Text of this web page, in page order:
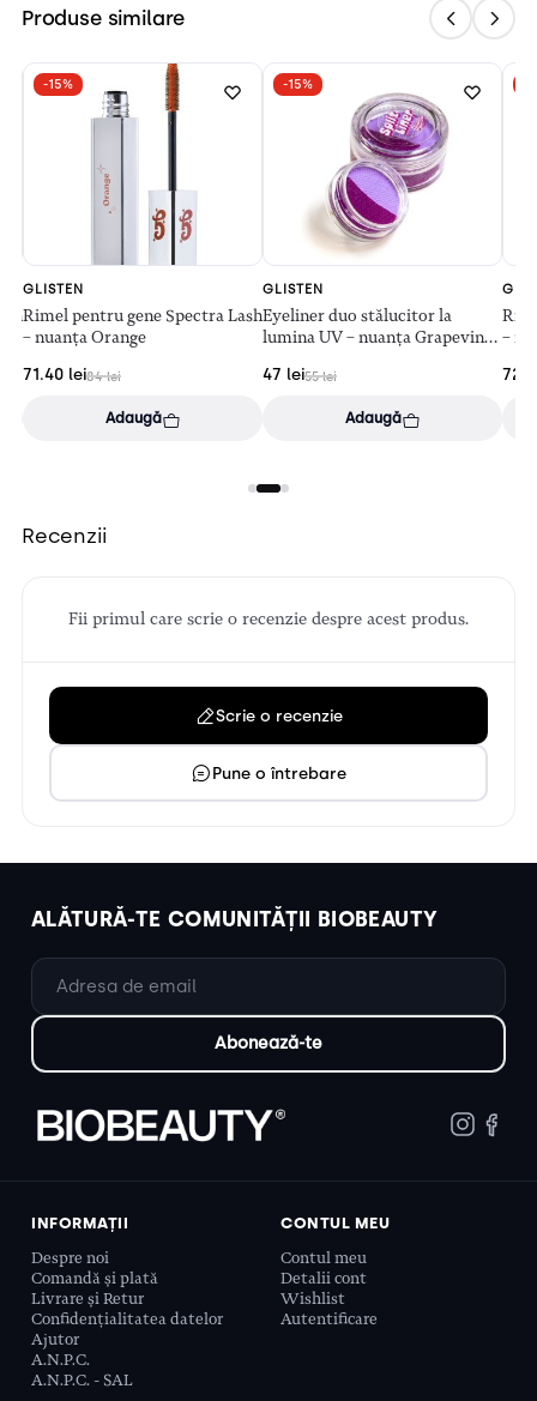
Produse similare
-15%
GLISTEN
Rimel pentru gene Spectra Lash
– nuanța Orange
84lei
71.40 lei
Adaugă
-15%
GLISTEN
Eyeliner duo stălucitor la
lumina UV – nuanța Grapevine
55lei
47 lei
Adaugă
–
72
Recenzii
Fii primul care scrie o recenzie despre acest produs.
Scrie o recenzie
Pune o întrebare
ALĂTURĂ-TE COMUNITĂȚII BIOBEAUTY
INFORMAȚII
Despre noi
Comandă și plată
Livrare și Retur
Confidențialitatea datelor
Ajutor
A.N.P.C.
A.N.P.C. - SAL
CONTUL MEU
Contul meu
Detalii cont
Wishlist
Autentificare